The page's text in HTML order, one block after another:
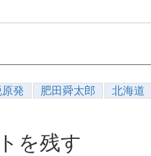
原発 肥田舜太郎 北海道
を残す